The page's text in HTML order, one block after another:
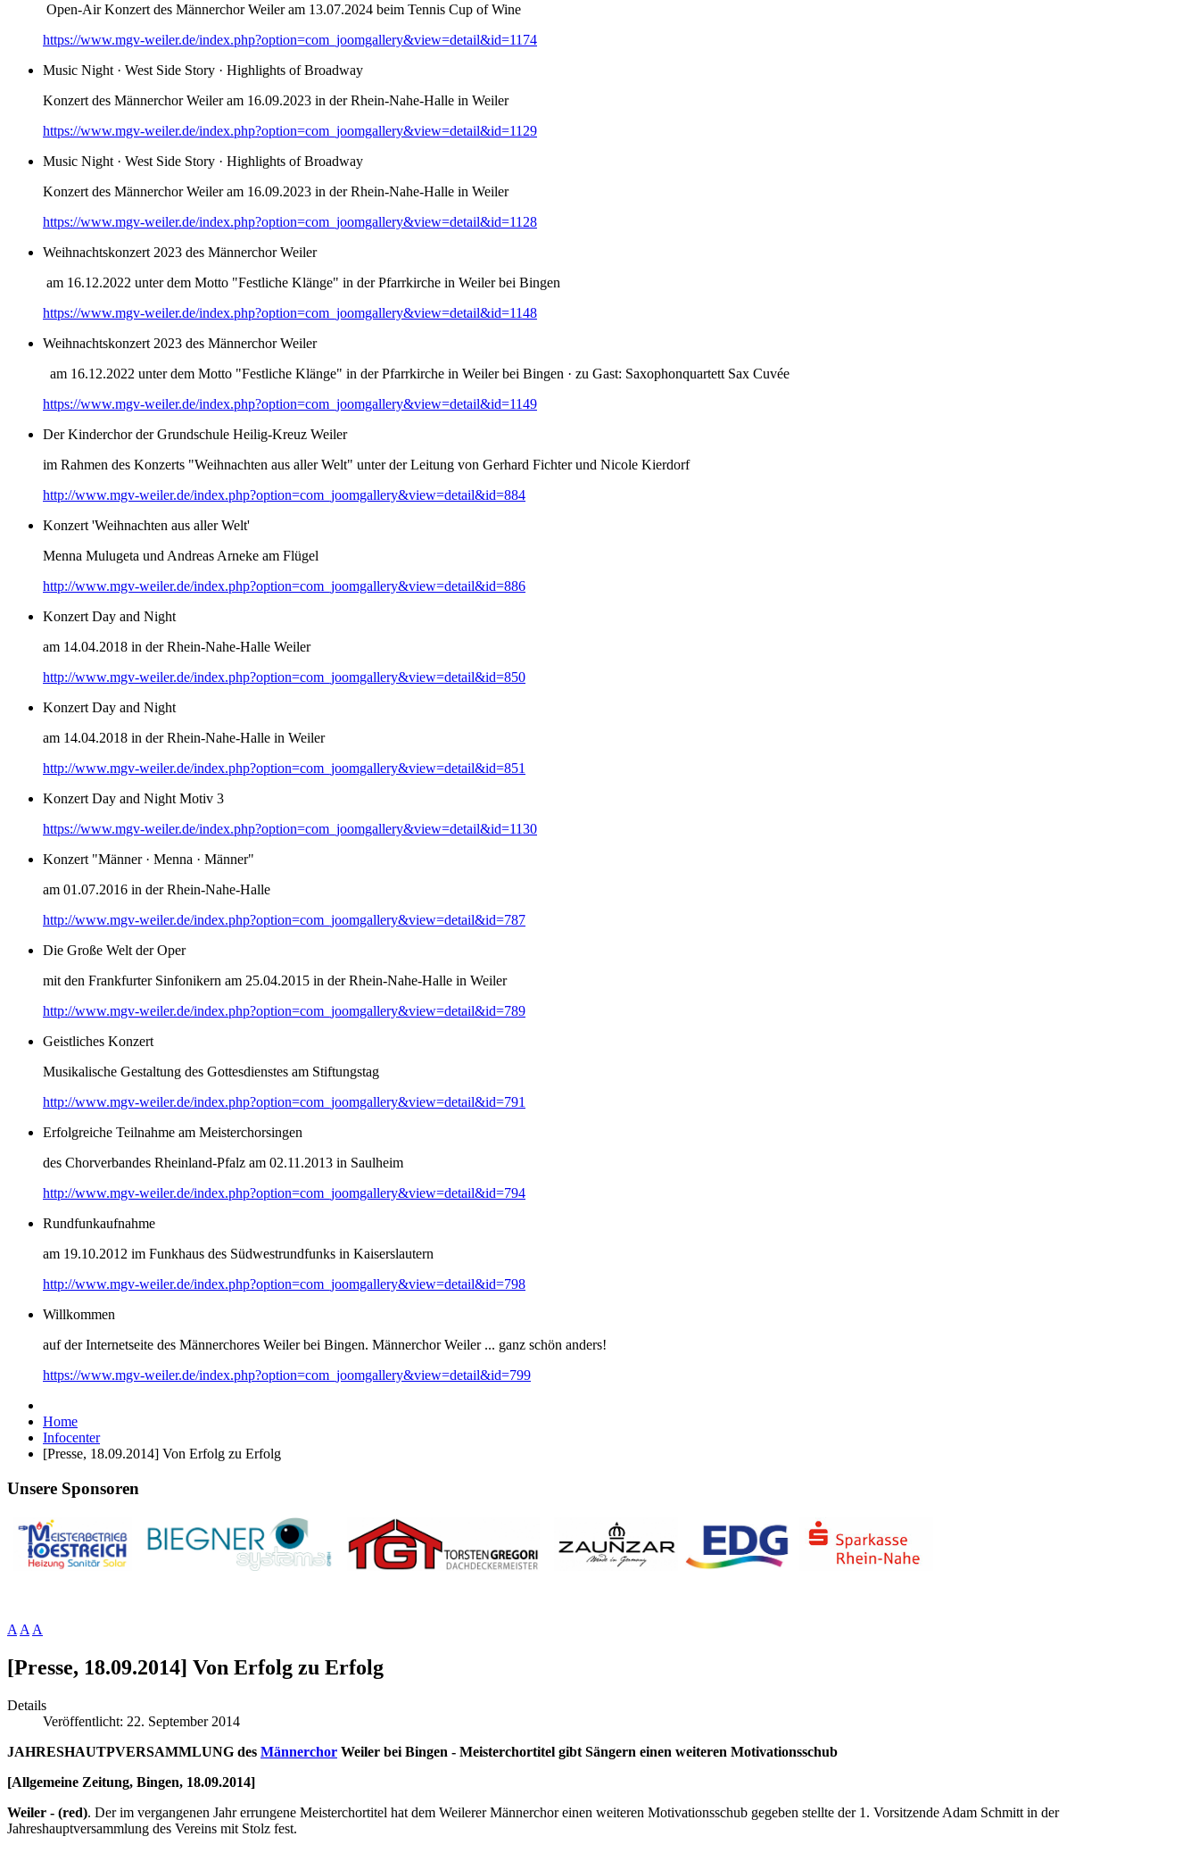
Open-Air Konzert des Männerchor Weiler am 13.07.2024 beim Tennis Cup of Wine
https://www.mgv-weiler.de/index.php?option=com_joomgallery&view=detail&id=1174
Music Night · West Side Story · Highlights of Broadway
Konzert des Männerchor Weiler am 16.09.2023 in der Rhein-Nahe-Halle in Weiler
https://www.mgv-weiler.de/index.php?option=com_joomgallery&view=detail&id=1129
Music Night · West Side Story · Highlights of Broadway
Konzert des Männerchor Weiler am 16.09.2023 in der Rhein-Nahe-Halle in Weiler
https://www.mgv-weiler.de/index.php?option=com_joomgallery&view=detail&id=1128
Weihnachtskonzert 2023 des Männerchor Weiler
am 16.12.2022 unter dem Motto "Festliche Klänge" in der Pfarrkirche in Weiler bei Bingen
https://www.mgv-weiler.de/index.php?option=com_joomgallery&view=detail&id=1148
Weihnachtskonzert 2023 des Männerchor Weiler
am 16.12.2022 unter dem Motto "Festliche Klänge" in der Pfarrkirche in Weiler bei Bingen · zu Gast: Saxophonquartett Sax Cuvée
https://www.mgv-weiler.de/index.php?option=com_joomgallery&view=detail&id=1149
Der Kinderchor der Grundschule Heilig-Kreuz Weiler
im Rahmen des Konzerts "Weihnachten aus aller Welt" unter der Leitung von Gerhard Fichter und Nicole Kierdorf
http://www.mgv-weiler.de/index.php?option=com_joomgallery&view=detail&id=884
Konzert 'Weihnachten aus aller Welt'
Menna Mulugeta und Andreas Arneke am Flügel
http://www.mgv-weiler.de/index.php?option=com_joomgallery&view=detail&id=886
Konzert Day and Night
am 14.04.2018 in der Rhein-Nahe-Halle Weiler
http://www.mgv-weiler.de/index.php?option=com_joomgallery&view=detail&id=850
Konzert Day and Night
am 14.04.2018 in der Rhein-Nahe-Halle in Weiler
http://www.mgv-weiler.de/index.php?option=com_joomgallery&view=detail&id=851
Konzert Day and Night Motiv 3
https://www.mgv-weiler.de/index.php?option=com_joomgallery&view=detail&id=1130
Konzert "Männer · Menna · Männer"
am 01.07.2016 in der Rhein-Nahe-Halle
http://www.mgv-weiler.de/index.php?option=com_joomgallery&view=detail&id=787
Die Große Welt der Oper
mit den Frankfurter Sinfonikern am 25.04.2015 in der Rhein-Nahe-Halle in Weiler
http://www.mgv-weiler.de/index.php?option=com_joomgallery&view=detail&id=789
Geistliches Konzert
Musikalische Gestaltung des Gottesdienstes am Stiftungstag
http://www.mgv-weiler.de/index.php?option=com_joomgallery&view=detail&id=791
Erfolgreiche Teilnahme am Meisterchorsingen
des Chorverbandes Rheinland-Pfalz am 02.11.2013 in Saulheim
http://www.mgv-weiler.de/index.php?option=com_joomgallery&view=detail&id=794
Rundfunkaufnahme
am 19.10.2012 im Funkhaus des Südwestrundfunks in Kaiserslautern
http://www.mgv-weiler.de/index.php?option=com_joomgallery&view=detail&id=798
Willkommen
auf der Internetseite des Männerchores Weiler bei Bingen. Männerchor Weiler ... ganz schön anders!
https://www.mgv-weiler.de/index.php?option=com_joomgallery&view=detail&id=799
Home
Infocenter
[Presse, 18.09.2014] Von Erfolg zu Erfolg
Unsere Sponsoren
AAA
[Presse, 18.09.2014] Von Erfolg zu Erfolg
Details
Veröffentlicht: 22. September 2014
JAHRESHAUTPVERSAMMLUNG des Männerchor Weiler bei Bingen - Meisterchortitel gibt Sängern einen weiteren Motivationsschub
[Allgemeine Zeitung, Bingen, 18.09.2014]
Weiler - (red). Der im vergangenen Jahr errungene Meisterchortitel hat dem Weilerer Männerchor einen weiteren Motivationsschub gegeben stellte der 1. Vorsitzende Adam Schmitt in der
Jahreshauptversammlung des Vereins mit Stolz fest.